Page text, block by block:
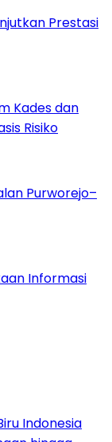
Prestasi
Kades dan
Risiko
Purworejo–
Informasi
Indonesia